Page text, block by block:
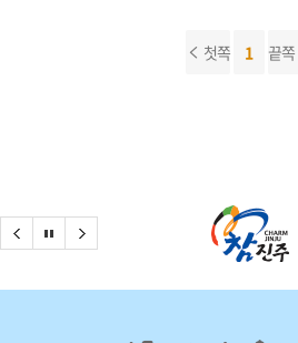
첫쪽 1 끝쪽